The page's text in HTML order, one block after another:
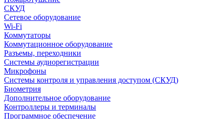
СКУД
Сетевое оборудование
Wi-Fi
Коммутаторы
Коммутационное оборудование
Разъемы, переходники
Системы аудиорегистрации
Микрофоны
Системы контроля и управления доступом (СКУД)
Биометрия
Дополнительное оборудование
Контроллеры и терминалы
Программное обеспечение